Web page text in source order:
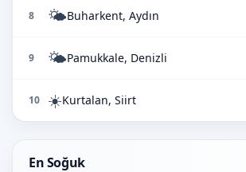
8 🌤️Buharkent, Aydın
9 🌤️Pamukkale, Denizli
10 ☀️Kurtalan, Siirt
En Soğuk